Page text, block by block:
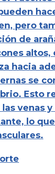
pero
de
altos,
hacia
se
Esto
venas
lo